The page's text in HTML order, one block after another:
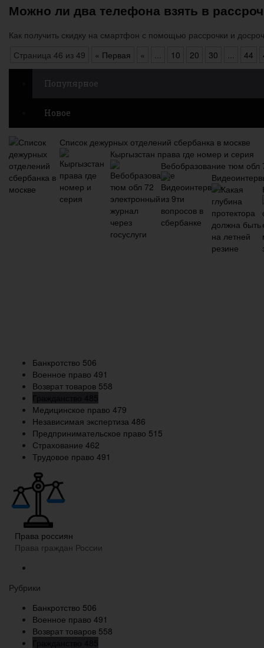
Можно ли два телефона взять в
Как получить скидку на смартфон с помощью рассрочки и
Страница 46 из 49
« Первая « 10 20 30 44
Популярное
Новое
Список дежурных отделений сбербанка в москве
Кыргызстан права где номер и серия
Вебобразование тюм обл
Банкротство 506
Военное право 491
Возврат товаров 558
Медицинское право 479
Независимая экспертиза 486
Предпринимательское право 515
Страхование 462
Трудовое право 491
Права россиян
Права граждан России
Рубрики
Банкротство 506
Военное право 491
Возврат товаров 558